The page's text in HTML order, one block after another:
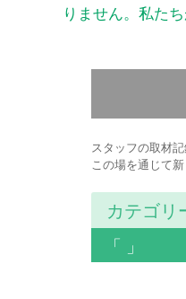
りません。私た
スタッフの取材
この場を通じて
カテゴリ
「 」